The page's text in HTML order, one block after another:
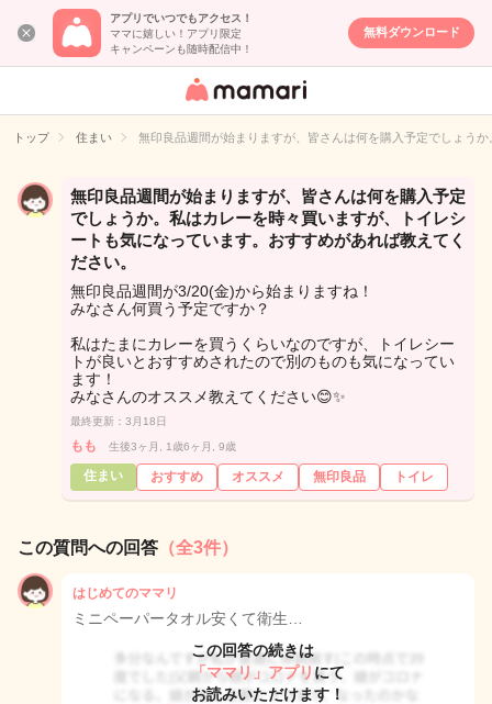
アプリでいつでもアクセス！
ママに嬉しい！アプリ限定
キャンペーンも随時配信中！
無料ダウンロード
女性専用匿名QA
イト
トップ 住まい 無印良品週間が始まりますが、皆さんは何を購入予定でしょう
無印良品週間が始まりますが、皆さんは何を購入予定
でしょうか。私はカレーを時々買いますが、トイレシ
ートも気になっています。おすすめがあれば教えてく
ださい。
無印良品週間が3/20(金)から始まりますね！
みなさん何買う予定ですか？
私はたまにカレーを買うくらいなのですが、トイレシー
トが良いとおすすめされたので別のものも気になってい
ます！
みなさんのオススメ教えてください😊✨
最終更新：3月18日
もも 生後3ヶ月, 1歳6ヶ月, 9歳
住まい おすすめ オススメ 無印良品 トイレ
この質問への回答 （全3件）
はじめてのママリ
ミニペーパータオル安くて衛生…
この回答の続きは
「ママリ」アプリ にて
お読みいただけます！